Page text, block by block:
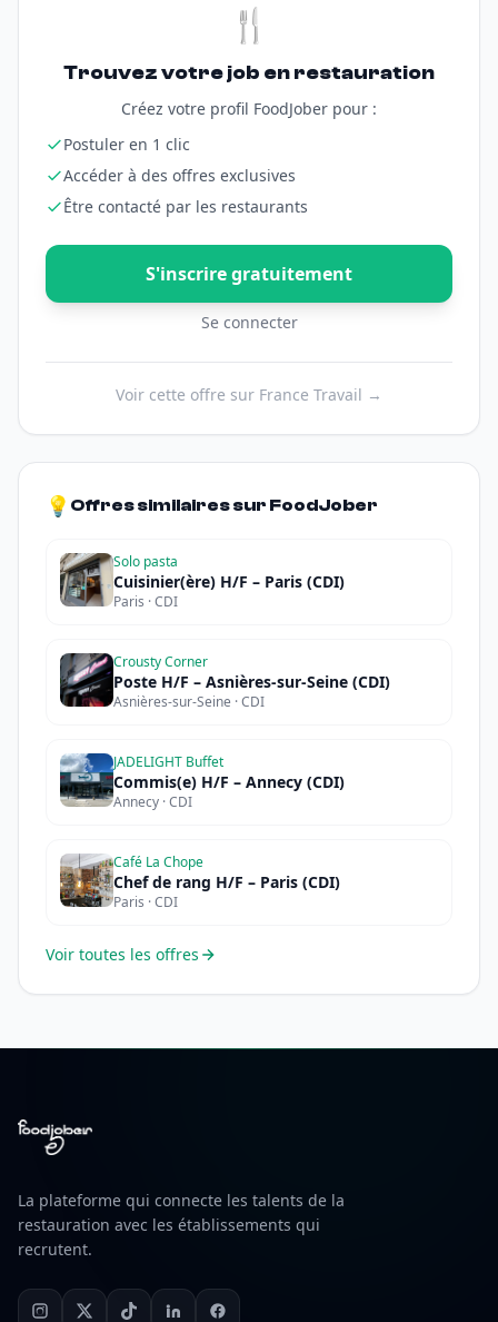
🍴
Trouvez votre job en restauration
Créez votre profil FoodJober pour :
Postuler en 1 clic
Accéder à des offres exclusives
Être contacté par les restaurants
S'inscrire gratuitement
Se connecter
Voir cette offre sur France Travail →
💡 Offres similaires sur FoodJober
Solo pasta
Cuisinier(ère) H/F – Paris (CDI)
Paris · CDI
Crousty Corner
Poste H/F – Asnières-sur-Seine (CDI)
Asnières-sur-Seine · CDI
JADELIGHT Buffet
Commis(e) H/F – Annecy (CDI)
Annecy · CDI
Café La Chope
Chef de rang H/F – Paris (CDI)
Paris · CDI
Voir toutes les offres
La plateforme qui connecte les talents de la
restauration avec les établissements qui
recrutent.